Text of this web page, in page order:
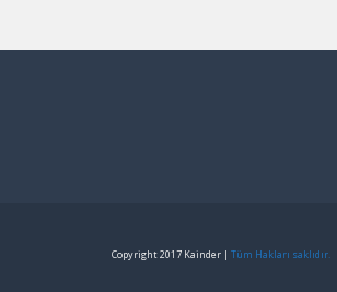
Copyright 2017 Kainder | Tüm Hakları saklıdır.